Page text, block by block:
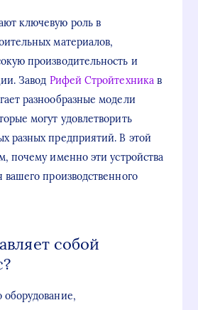
ключевую роль в
материалов,
производительность и
Завод Рифей Стройтехникав
разнообразные модели
могут удовлетворить
разных предприятий. В этой
почему именно эти устройства
вашего производственного
собой